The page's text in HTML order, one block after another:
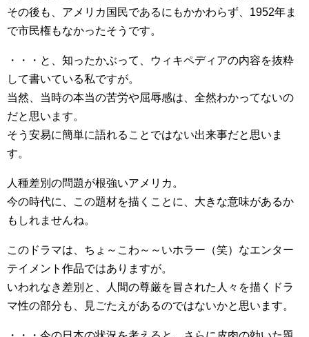
その後も、アメリカ国民であるにもかかわらず、1952年ま
で市民権もなかったそうです。
・・・と、知ったかぶって、ウィキペディアの内容を抜粋
して書いている私ですが。
当然、当時の本当の苦労や屈辱感は、全然わかってないの
だと思います。
そう安易に簡単に語れることではない出来事だと思いま
す。
人種差別の問題が根強いアメリカ。
今の時代に、この題材を描くことに、大きな意味があるか
もしれませんね。
このドラマは、ちょ～こわ～～いホラー（笑）なエンター
テイメント作品ではありますが。
いわれなき差別と、人間の尊厳を冒された人々を描くドラ
マ性の部分も、見ごたえがあるのではないかと思います。